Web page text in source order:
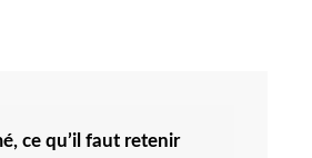
ce qu’il faut retenir